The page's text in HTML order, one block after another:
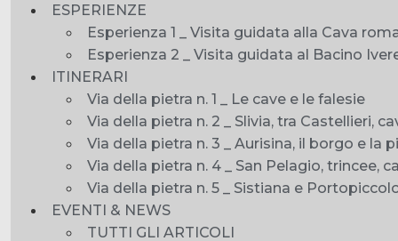
ESPERIENZE
Esperienza 1 _ Visita guidata alla Cava
Esperienza 2 _ Visita guidata al Bacino
ITINERARI
Via della pietra n. 1 _ Le cave e le falesie
Via della pietra n. 2 _ Slivia, tra Castellieri,
Via della pietra n. 3 _ Aurisina, il borgo e la
Via della pietra n. 4 _ San Pelagio, trincee,
Via della pietra n. 5 _ Sistiana e
EVENTI & NEWS
TUTTI GLI ARTICOLI